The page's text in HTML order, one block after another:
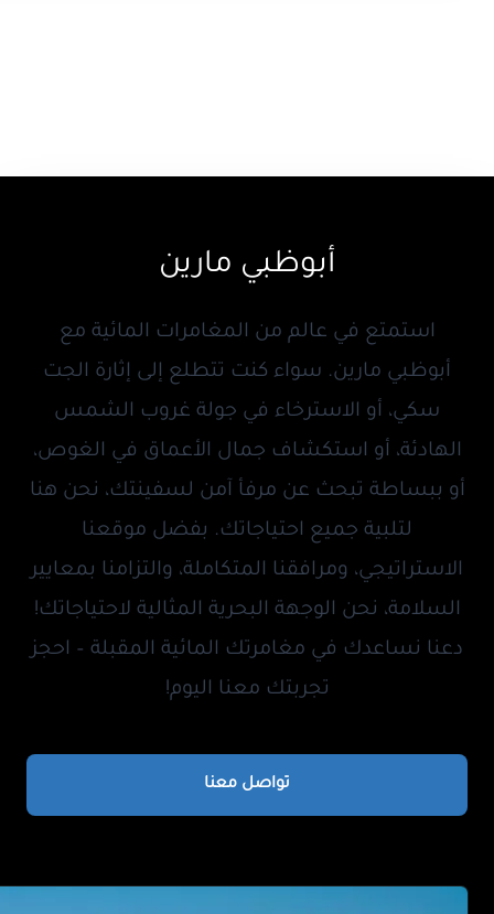
أبوظبي مارين
استمتع في عالم من المغامرات المائية مع
أبوظبي مارين. سواء كنت تتطلع إلى إثارة الجت
سكي، أو الاسترخاء في جولة غروب الشمس
الهادئة، أو استكشاف جمال الأعماق في الغوص،
أو ببساطة تبحث عن مرفأ آمن لسفينتك، نحن هنا
لتلبية جميع احتياجاتك. بفضل موقعنا
الاستراتيجي، ومرافقنا المتكاملة، والتزامنا بمعايير
السلامة، نحن الوجهة البحرية المثالية لاحتياجاتك!
دعنا نساعدك في مغامرتك المائية المقبلة – احجز
تجربتك معنا اليوم!
تواصل معنا